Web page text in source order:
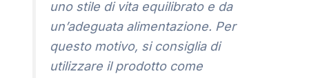
uno stile di vita equilibrato e da
un’adeguata alimentazione. Per
questo motivo, si consiglia di
utilizzare il prodotto come